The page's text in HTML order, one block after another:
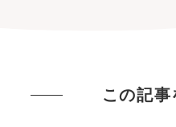
この記事